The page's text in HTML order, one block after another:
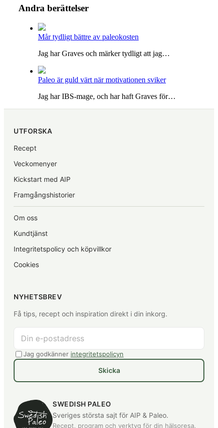
Andra berättelser
Mår tydligt bättre av paleokosten
Jag har Graves och märker tydligt att jag…
Paleo är guld värt när motivationen sviker
Jag har IBS-mage, och har haft Graves för…
SWEDISH PALEO
Sveriges största sajt för AIP & Paleo.
Recept, program och verktyg för din hälsoresa.
UTFORSKA
Recept
Veckomenyer
Kickstart med AIP
Framgångshistorier
Om oss
Kundtjänst
Integritetspolicy och köpvillkor
Cookies
NYHETSBREV
Få tips, recept och inspiration direkt i din inkorg.
Jag godkänner integritetspolicyn
Skicka